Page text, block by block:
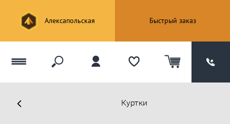
Алексапольская Быстрый заказ
Куртки